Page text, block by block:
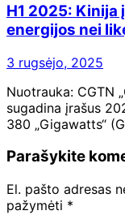
H1 2025: Kinija
energijos nei
3 rugsėjo, 2025
Nuotrauka: CGTN
sugadina įrašus
380 „Gigawatts“
Parašykite
El. pašto adresas
pažymėti *